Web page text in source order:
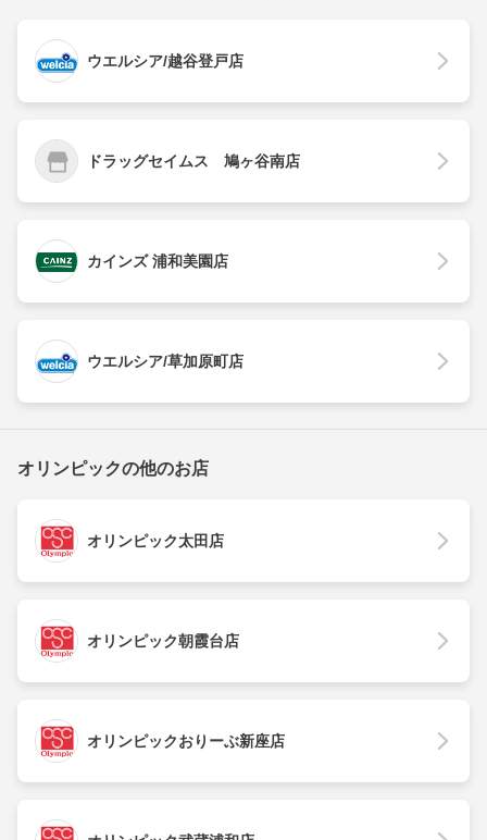
ウエルシア/越谷登戸店
ドラッグセイムス 鳩ヶ谷南店
カインズ 浦和美園店
ウエルシア/草加原町店
オリンピックの他のお店
オリンピック太田店
オリンピック朝霞台店
オリンピックおりーぶ新座店